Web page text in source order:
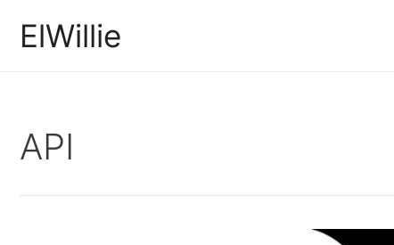
ElWillie
API